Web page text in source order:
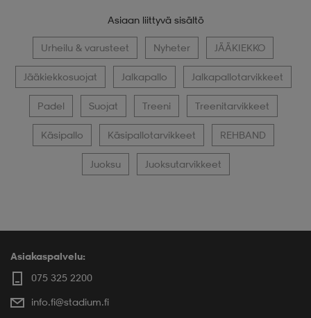
Asiaan liittyvä sisältö
Urheilu & varusteet Nyheter JÄÄKIEKKO
Jääkiekkosuojat Jalkapallo Jalkapallotarvikkeet
Padel Suojat Treeni Treenitarvikkeet
Käsipallo Käsipallotarvikkeet REHBAND
Juoksu Juoksutarvikkeet
Asiakaspalvelu:
075 325 2200
info.fi@stadium.fi